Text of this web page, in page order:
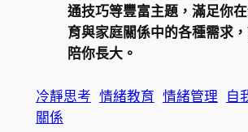
通技巧等豐富主題，滿足你
育與家庭關係中的各種需求
陪你長大。
冷靜思考 情緒教育 情緒管理 自
關係